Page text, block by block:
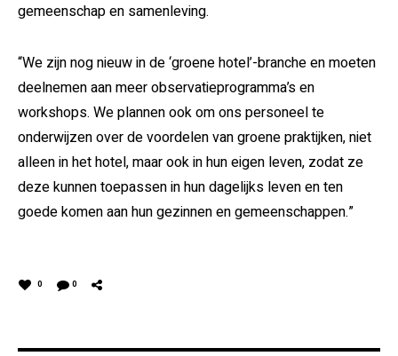
gemeenschap en samenleving.
“We zijn nog nieuw in de ‘groene hotel’-branche en moeten
deelnemen aan meer observatieprogramma’s en
workshops. We plannen ook om ons personeel te
onderwijzen over de voordelen van groene praktijken, niet
alleen in het hotel, maar ook in hun eigen leven, zodat ze
deze kunnen toepassen in hun dagelijks leven en ten
goede komen aan hun gezinnen en gemeenschappen.”
0 0